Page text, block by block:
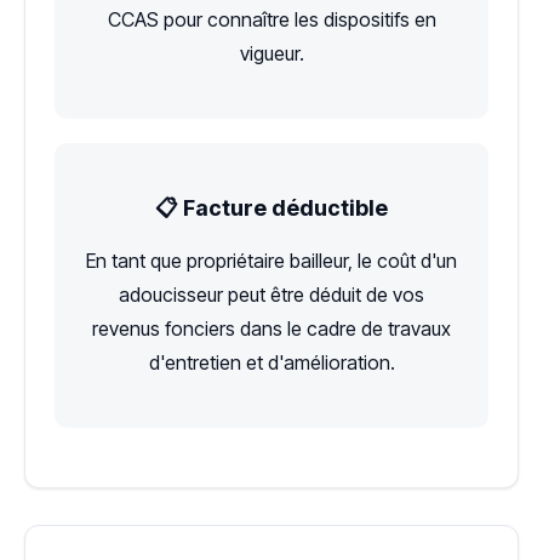
CCAS pour connaître les dispositifs en
vigueur.
📋 Facture déductible
En tant que propriétaire bailleur, le coût d'un
adoucisseur peut être déduit de vos
revenus fonciers dans le cadre de travaux
d'entretien et d'amélioration.